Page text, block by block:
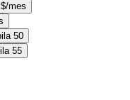
mes
50
55